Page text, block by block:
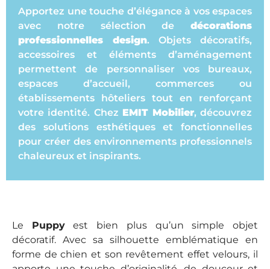
Apportez une touche d’élégance à vos espaces
avec notre sélection de décorations
professionnelles design. Objets décoratifs,
accessoires et éléments d’aménagement
permettent de personnaliser vos bureaux,
espaces d’accueil, commerces ou
établissements hôteliers tout en renforçant
votre identité. Chez EMIT Mobilier, découvrez
des solutions esthétiques et fonctionnelles
pour créer des environnements professionnels
chaleureux et inspirants.
Le Puppyest bien plus qu’un simple objet
décoratif. Avec sa silhouette emblématique en
forme de chien et son revêtement effet velours, il